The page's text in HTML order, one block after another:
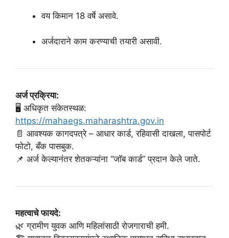
वय किमान 18 वर्षे असावे.
अर्जदाराने काम करण्याची तयारी असावी.
अर्ज प्रक्रिया:
🖥️ अधिकृत संकेतस्थळ:
https://mahaegs.maharashtra.gov.in
📄 आवश्यक कागदपत्रे – आधार कार्ड, रहिवासी दाखला, पासपोर्ट
फोटो, बँक पासबुक.
📌 अर्ज केल्यानंतर शेतकऱ्यांना “जॉब कार्ड” प्रदान केले जाते.
महत्वाचे फायदे:
🌿 ग्रामीण युवक आणि महिलांसाठी रोजगाराची हमी.